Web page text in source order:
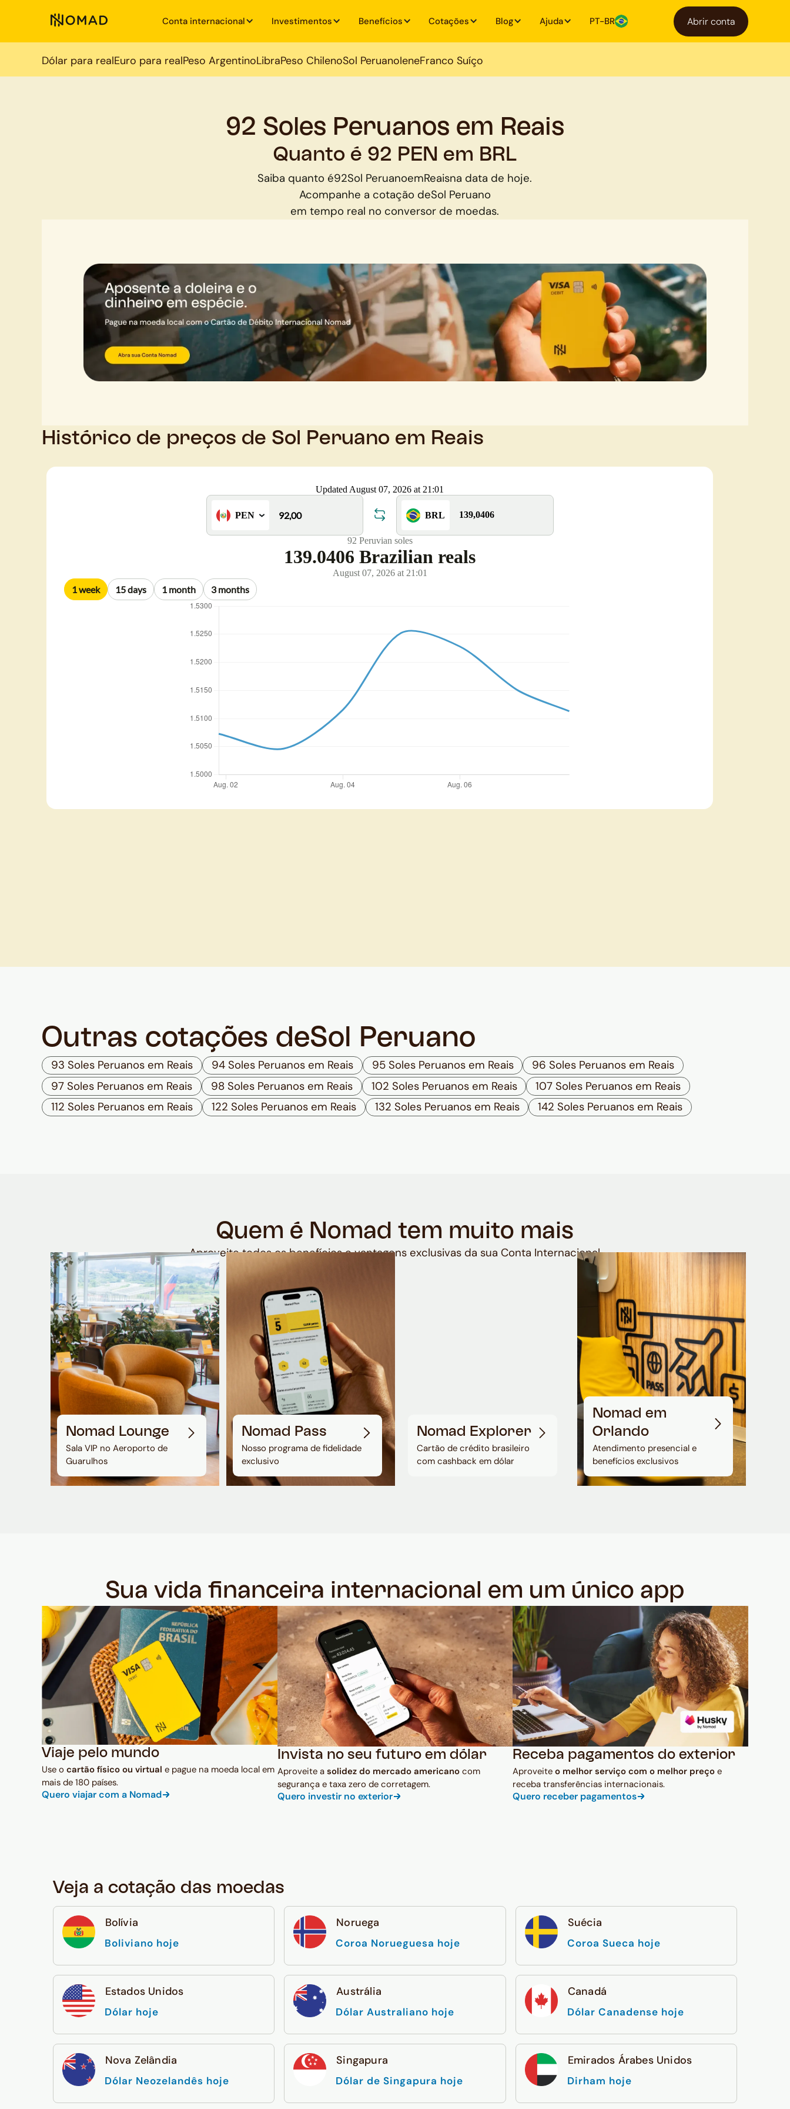
Conta internacional Investimentos Benefícios Cotações Blog Ajuda PT-BR Abrir conta
Dólar para realEuro para realPeso ArgentinoLibraPeso ChilenoSol PeruanoIeneFranco Suíço
92 Soles Peruanos em Reais
Quanto é 92 PEN em BRL
Saiba quanto é92Sol PeruanoemReaisna data de hoje.
Acompanhe a cotação deSol Peruano
em tempo real no conversor de moedas.
Histórico de preços de Sol Peruano em Reais
Outras cotações deSol Peruano
93 Soles Peruanos em Reais 94 Soles Peruanos em Reais 95 Soles Peruanos em Reais
96 Soles Peruanos em Reais
97 Soles Peruanos em Reais
98 Soles Peruanos em Reais 102 Soles Peruanos em Reais
107 Soles Peruanos em Reais
112 Soles Peruanos em Reais
122 Soles Peruanos em Reais 132 Soles Peruanos em Reais 142 Soles Peruanos em Reais
Quem é Nomad tem muito mais
Aproveite todos os benefícios e vantagens exclusivas da sua Conta Internacional
Nomad Lounge
Sala VIP no Aeroporto de
Guarulhos
Nomad Pass
Nosso programa de fidelidade
exclusivo
Nomad Explorer
Cartão de crédito brasileiro
com cashback em dólar
Nomad em
Orlando
Atendimento presencial e
benefícios exclusivos
Sua vida financeira internacional em um único app
Viaje pelo mundo
Use o cartão físico ou virtual e pague na moeda local em
mais de 180 países.
Quero viajar com a Nomad
Invista no seu futuro em dólar
Aproveite a solidez do mercado americanocom
segurança e taxa zero de corretagem.
Quero investir no exterior
Receba pagamentos do exterior
Aproveiteo melhor serviço com o melhor preço e
receba transferências internacionais.
Quero receber pagamentos
Veja a cotação das moedas
Bolívia
Boliviano hoje
Noruega
Coroa Norueguesa hoje
Suécia
Coroa Sueca hoje
Estados Unidos
Dólar hoje
Austrália
Dólar Australiano hoje
Canadá
Dólar Canadense hoje
Nova Zelândia
Dólar Neozelandês hoje
Singapura
Dólar de Singapura hoje
Emirados Árabes Unidos
Dirham hoje